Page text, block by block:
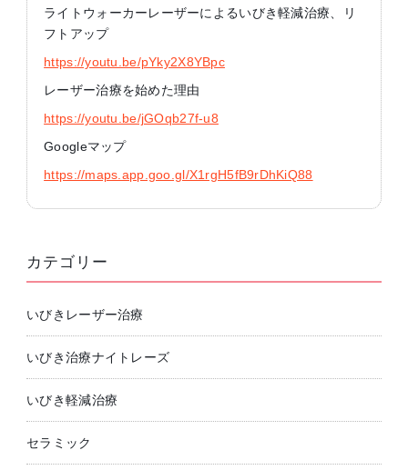
ライトウォーカーレーザーによるいびき軽減治療、リ
フトアップ
https://youtu.be/pYky2X8YBpc
レーザー治療を始めた理由
https://youtu.be/jGOqb27f-u8
Googleマップ
https://maps.app.goo.gl/X1rgH5fB9rDhKiQ88
カテゴリー
いびきレーザー治療
いびき治療ナイトレーズ
いびき軽減治療
セラミック